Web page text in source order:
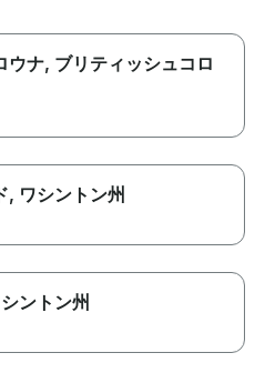
ウナ, ブリティッシュコロ
, ワシントン州
ントン州